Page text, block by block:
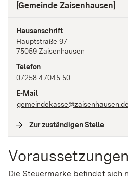
[Gemeinde Zaisenhausen]
Hausanschrift
Hauptstraße 97
75059 Zaisenhausen
Telefon
07258 47045 50
E-Mail
gemeindekasse@zaisenhausen.de
Zur zuständigen Stelle
Voraussetzungen
Die Steuermarke befindet sich